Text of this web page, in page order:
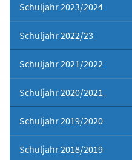
Schuljahr 2023/2024
Schuljahr 2022/23
Schuljahr 2021/2022
Schuljahr 2020/2021
Schuljahr 2019/2020
Schuljahr 2018/2019